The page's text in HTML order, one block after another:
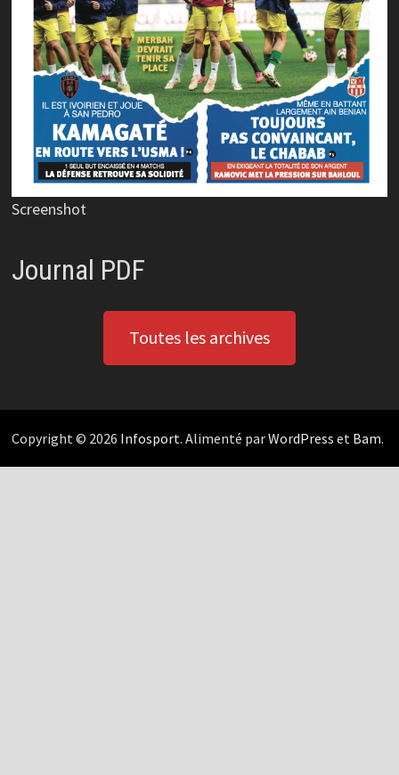
Screenshot
Journal PDF
Toutes les archives
Copyright © 2026 Infosport. Alimenté parWordPress et Bam.